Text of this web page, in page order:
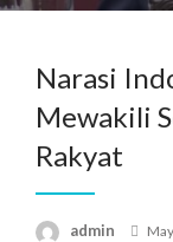
Narasi
Mewakili
Rakyat
admin